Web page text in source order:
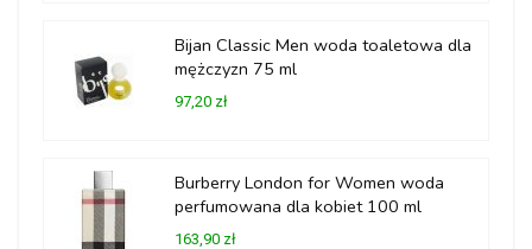
Bijan Classic Men woda toaletowa dla
mężczyzn 75 ml
97,20 zł
Burberry London for Women woda
perfumowana dla kobiet 100 ml
163,90 zł